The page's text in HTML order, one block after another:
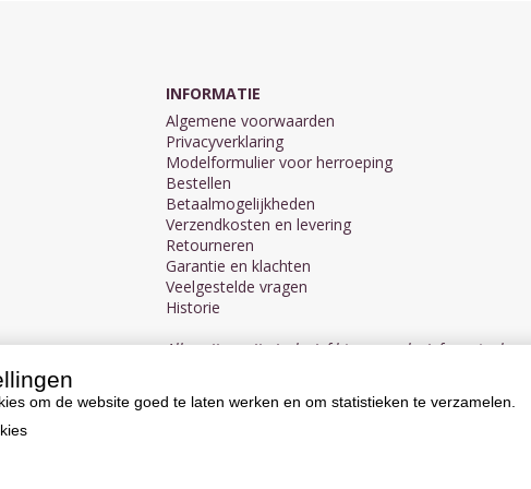
INFORMATIE
Algemene voorwaarden
Privacyverklaring
Modelformulier voor herroeping
Bestellen
Betaalmogelijkheden
Verzendkosten en levering
Retourneren
Garantie en klachten
Veelgestelde vragen
Historie
Alle prijzen zijn inclusief btw en exclusief eventuele
om de website goed te laten werken en om statistieken te verzamelen.